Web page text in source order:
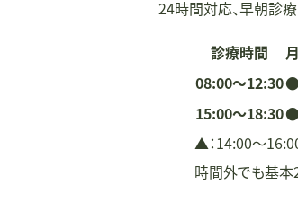
24時間対応、早朝診療
診療時間 月
08:00〜12:30
15:00〜18:30
▲：14:00〜
時間外でも基本